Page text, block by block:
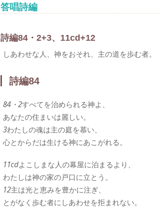
答唱詩編
詩編84・2+3、11cd+12
しあわせな人、神をおそれ、主の道を歩む者。
詩編84
84・2すべてを治められる神よ、
あなたの住まいは麗しい。
3わたしの魂は主の庭を慕い、
心とからだは生ける神にあこがれる。
11cdよこしまな人の幕屋に泊まるより、
わたしは神の家の戸口に立とう。
12主は光と恵みを豊かに注ぎ、
とがなく歩む者にしあわせを拒まれない。